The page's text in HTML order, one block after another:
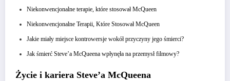
Niekonwencjonalne terapie, które stosował McQueen
Niekonwencjonalne Terapii, Które Stosował McQueen
Jakie miały miejsce kontrowersje wokół przyczyny jego śmierci?
Jak śmierć Steve’a McQueena wpłynęła na przemysł filmowy?
Życie i kariera Steve’a McQueena